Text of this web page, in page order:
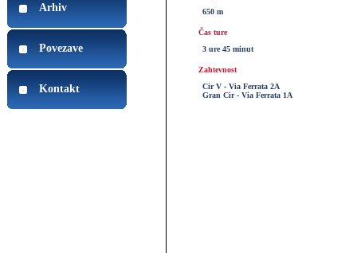
Arhiv
Povezave
Kontakt
650 m
Čas ture
3 ure 45 minut
Zahtevnost
Cir V - Via Ferrata 2A
Gran Cir - Via Ferrata 1A